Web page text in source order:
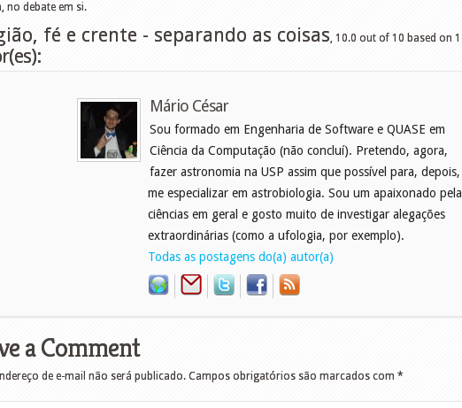
no debate em si.
fé e crente - separando as coisas, 10.0 out of 10 based on 1
Mário César
Sou formado em Engenharia de Software e QUASE em
Ciência da Computação (não concluí). Pretendo, agora,
fazer astronomia na USP assim que possível para, depois,
me especializar em astrobiologia. Sou um apaixonado pela
ciências em geral e gosto muito de investigar alegações
extraordinárias (como a ufologia, por exemplo).
Todas as postagens do(a) autor(a)
a Comment
de e-mail não será publicado. Campos obrigatórios são marcados com *